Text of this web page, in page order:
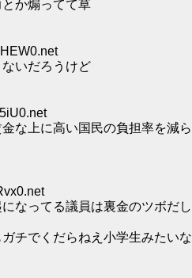
か煽ってて草
いだろうけど
な上に高い国民の負担率を減ら
なってる議員は裏金のツボだし
チでくだらねえ小学生みたいな